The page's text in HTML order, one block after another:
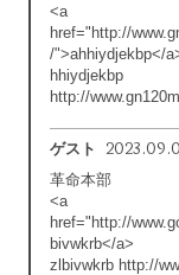
<a
href="http://
/">ahhiydjekbp</
hhiydjekbp
http://
ゲスト
革命本部
<a
href="http://
bivwkrb</a>
zlbivwkrb http://